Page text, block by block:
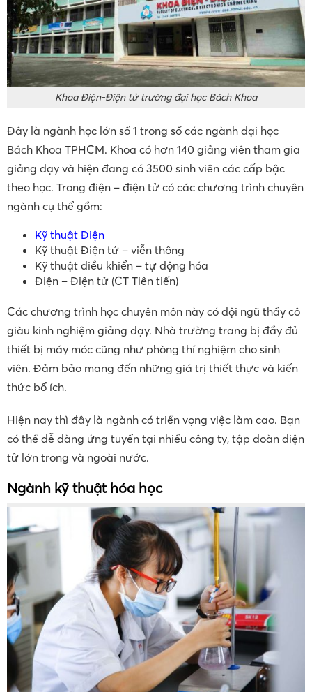
Khoa Điện-Điện tử trường đại học Bách Khoa
Đây là ngành học lớn số 1 trong số các ngành đại học
Bách Khoa TPHCM. Khoa có hơn 140 giảng viên tham gia
giảng dạy và hiện đang có 3500 sinh viên các cấp bậc
theo học. Trong điện – điện tử có các chương trình chuyên
ngành cụ thể gồm:
Kỹ thuật Điện
Kỹ thuật Điện tử – viễn thông
Kỹ thuật điều khiển – tự động hóa
Điện – Điện tử (CT Tiên tiến)
Các chương trình học chuyên môn này có đội ngũ thầy cô
giàu kinh nghiệm giảng dạy. Nhà trường trang bị đầy đủ
thiết bị máy móc cũng như phòng thí nghiệm cho sinh
viên. Đảm bảo mang đến những giá trị thiết thực và kiến
thức bổ ích.
Hiện nay thì đây là ngành có triển vọng việc làm cao. Bạn
có thể dễ dàng ứng tuyển tại nhiều công ty, tập đoàn điện
tử lớn trong và ngoài nước.
Ngành kỹ thuật hóa học